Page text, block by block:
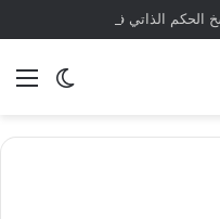
الوضع